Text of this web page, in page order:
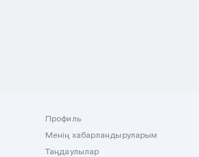
Профиль
Менің хабарландыруларым
Таңдаулылар